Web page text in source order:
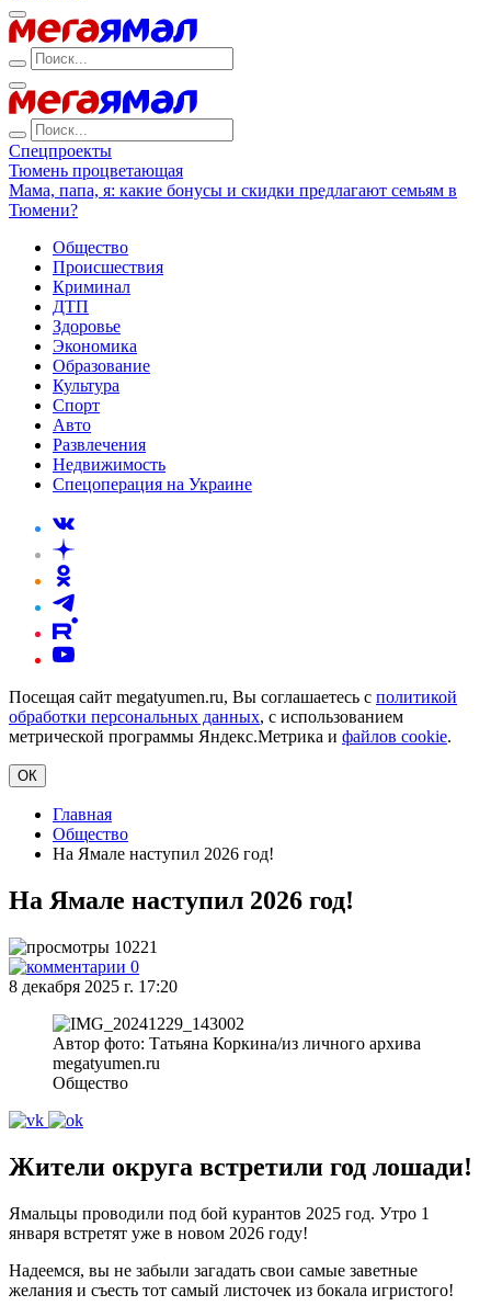
Спецпроекты
Тюмень процветающая
Мама, папа, я: какие бонусы и скидки предлагают семьям в
Тюмени?
Общество
Происшествия
Криминал
ДТП
Здоровье
Экономика
Образование
Культура
Спорт
Авто
Развлечения
Недвижимость
Спецоперация на Украине
Посещая сайт megatyumen.ru, Вы соглашаетесь с политикой
обработки персональных данных, с использованием
метрической программы Яндекс.Метрика и файлов cookie.
ОК
Главная
Общество
На Ямале наступил 2026 год!
На Ямале наступил 2026 год!
10221
0
8 декабря 2025 г. 17:20
Автор фото: Татьяна Коркина/из личного архива
megatyumen.ru
Общество
Жители округа встретили год лошади!
Ямальцы проводили под бой курантов 2025 год. Утро 1
января встретят уже в новом 2026 году!
Надеемся, вы не забыли загадать свои самые заветные
желания и съесть тот самый листочек из бокала игристого!